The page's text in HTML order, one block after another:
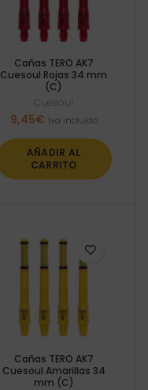
Cañas TERO AK7
Cuesoul Rojas 34 mm
(C)
Cuesoul
9,45€ Iva incluido
AÑADIR AL
CARRITO
Cañas TERO AK7
Cuesoul Amarillas 34
mm (C)